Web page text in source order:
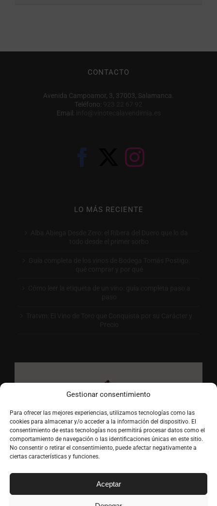
Gestionar consentimiento
Para ofrecer las mejores experiencias, utilizamos tecnologías como las
cookies para almacenar y/o acceder a la información del dispositivo. El
consentimiento de estas tecnologías nos permitirá procesar datos como el
comportamiento de navegación o las identificaciones únicas en este sitio.
No consentir o retirar el consentimiento, puede afectar negativamente a
ciertas características y funciones.
Aceptar
CONTACTO
Avenida Campoamor, 3, 37003, Salamanca.
Teléfono:
Email:
LO MÁS RECIENTE